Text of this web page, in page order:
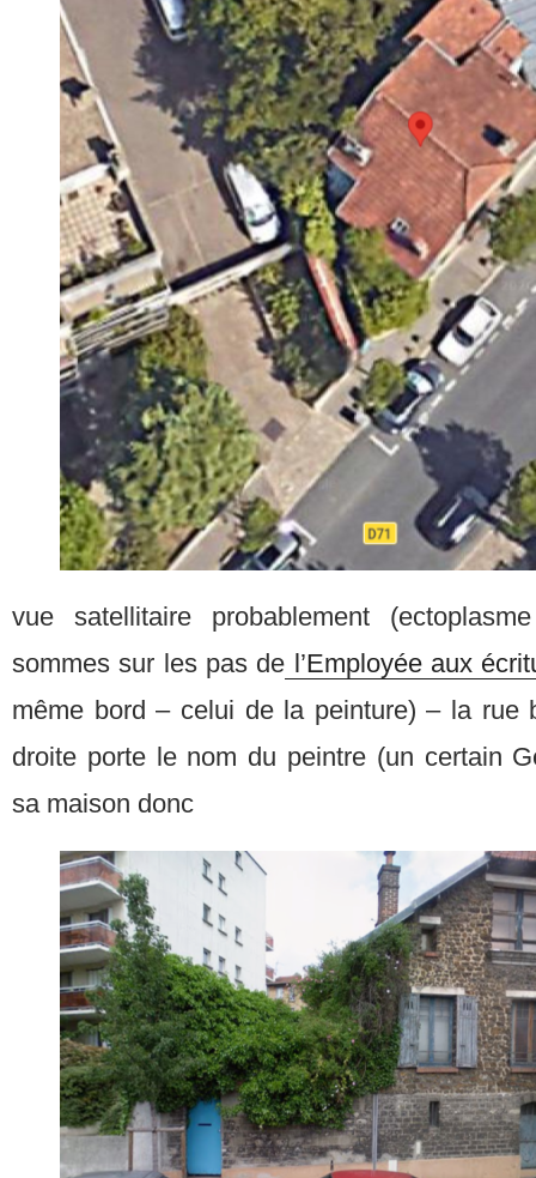
vue satellitaire probablement
sommes sur les pas de l’Employée aux
même bord – celui de la peinture) – la rue
droite porte le nom du peintre (un certain
sa maison donc